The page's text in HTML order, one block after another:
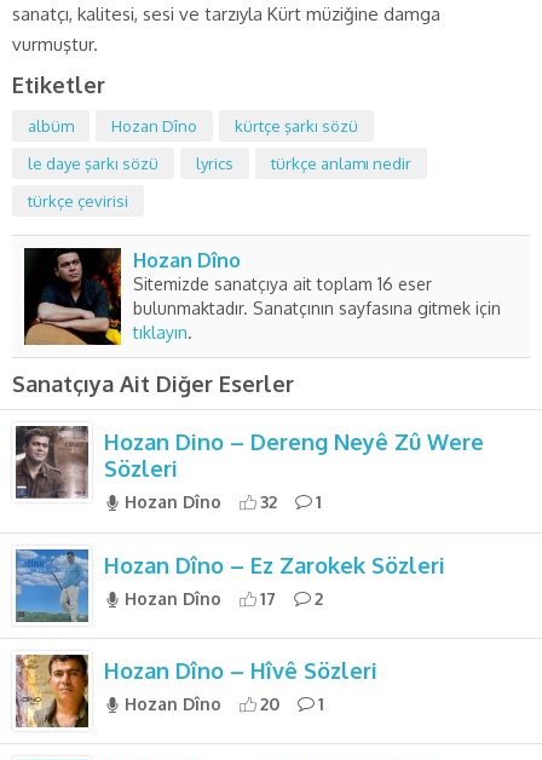
sanatçı, kalitesi, sesi ve tarzıyla Kürt müziğine damga
vurmuştur.
Etiketler
albüm Hozan Dîno
kürtçe şarkı sözü
le daye şarkı sözü
lyrics
türkçe anlamı nedir
türkçe çevirisi
Hozan Dîno
Sitemizde sanatçıya ait toplam 16 eser
bulunmaktadır. Sanatçının sayfasına gitmek için
tıklayın.
Sanatçıya Ait Diğer Eserler
Hozan Dino – Dereng Neyê Zû Were
Sözleri
Hozan Dîno 32 1
Hozan Dîno – Ez Zarokek Sözleri
Hozan Dîno 17 2
Hozan Dîno – Hîvê Sözleri
Hozan Dîno 20 1